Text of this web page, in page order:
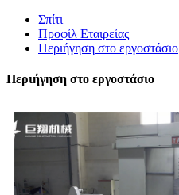
Σπίτι
Προφίλ Εταιρείας
Περιήγηση στο εργοστάσιο
Περιήγηση στο εργοστάσιο